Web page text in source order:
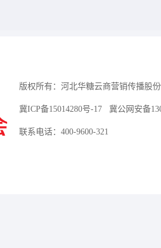
版权所有：河北华糖云商营销传播股
冀ICP备15014280号-17 冀公网安备
联系电话：400-9600-321